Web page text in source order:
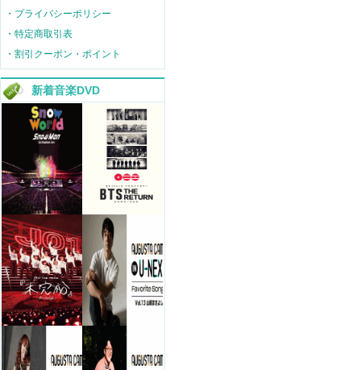
・プライバシーポリシー
・特定商取引表
・割引クーポン・ポイント
新着音楽DVD